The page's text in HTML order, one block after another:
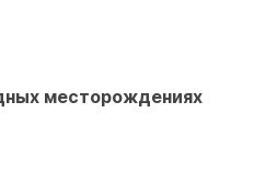
месторождениях